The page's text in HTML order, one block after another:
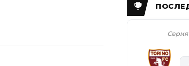
Серия